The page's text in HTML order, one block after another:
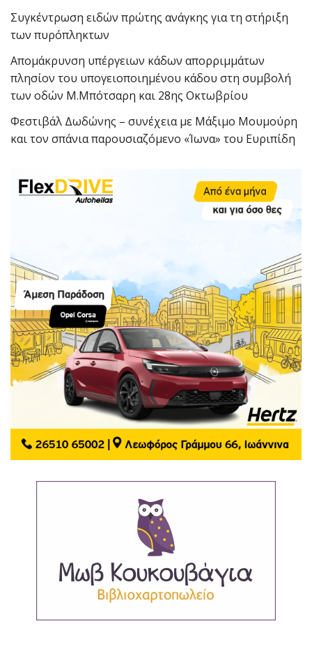
Συγκέντρωση ειδών πρώτης ανάγκης για τη στήριξη
των πυρόπληκτων
Απομάκρυνση υπέργειων κάδων απορριμμάτων
πλησίον του υπογειοποιημένου κάδου στη συμβολή
των οδών Μ.Μπότσαρη και 28ης Οκτωβρίου
Φεστιβάλ Δωδώνης – συνέχεια με Μάξιμο Μουμούρη
και τον σπάνια παρουσιαζόμενο «Ίωνα» του Ευριπίδη